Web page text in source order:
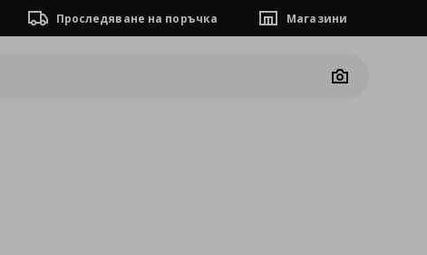
Проследяване на поръчка Магазини
Camera